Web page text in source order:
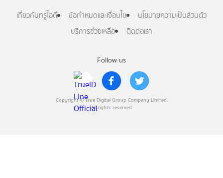
Follow us
Copyright © True Digital Group Company Limited.
All rights reserved
เกี่ยวกับทรูไอดี ข้อกำหนดและเงื่อนไข
นโยบายความเป็นส่วนตัว
บริการช่วยเหลือ
ติดต่อเรา